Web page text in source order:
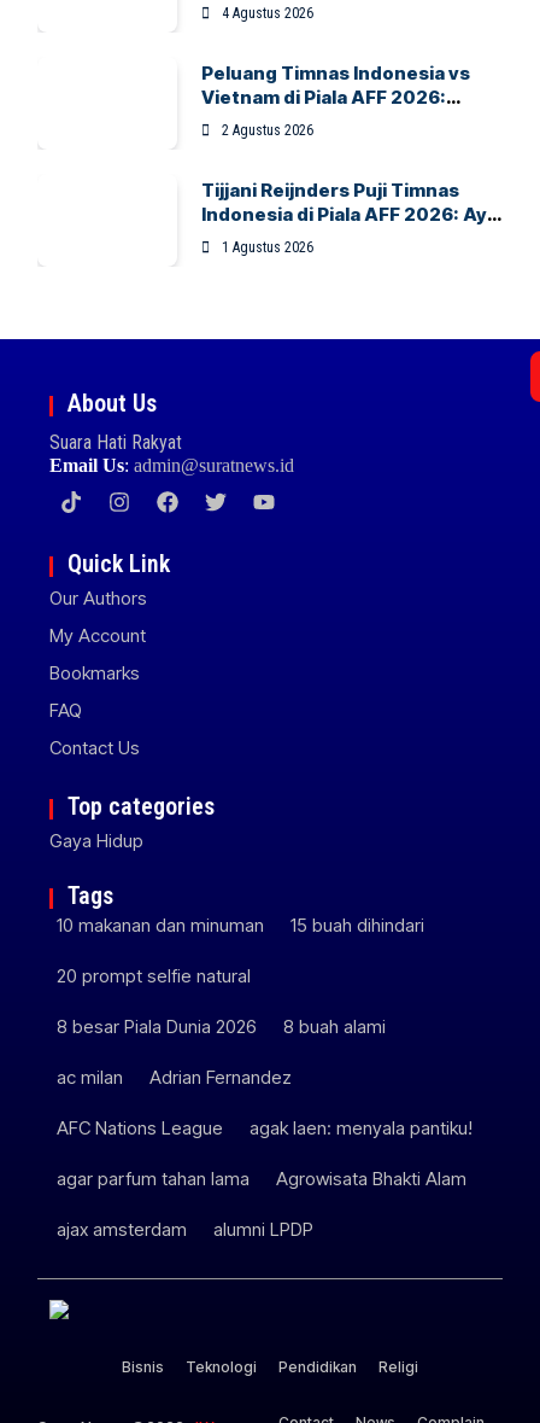
4 Agustus 2026
Peluang Timnas Indonesia vs
Vietnam di Piala AFF 2026:
Garuda Bidik Tiket Semifinal di
Pakansari
2 Agustus 2026
Tijjani Reijnders Puji Timnas
Indonesia di Piala AFF 2026: Ayo
Indonesia!
1 Agustus 2026
About Us
Suara Hati Rakyat
Email Us:admin@suratnews.id
Quick Link
Our Authors
My Account
Bookmarks
FAQ
Contact Us
Top categories
Gaya Hidup
Tags
10 makanan dan minuman 15 buah dihindari
20 prompt selfie natural
8 besar Piala Dunia 2026 8 buah alami
ac milan Adrian Fernandez
AFC Nations League agak laen: menyala pantiku!
agar parfum tahan lama Agrowisata Bhakti Alam
ajax amsterdam alumni LPDP
Bisnis Teknologi Pendidikan Religi